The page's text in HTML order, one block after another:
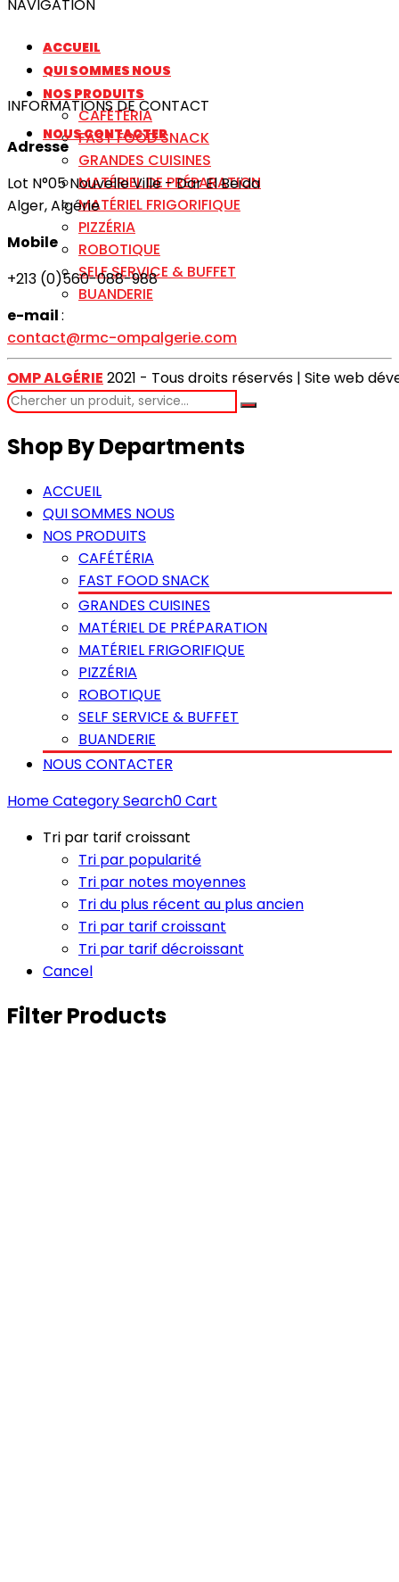
NAVIGATION
ACCUEIL
QUI SOMMES NOUS
NOS PRODUITS
CAFÉTÉRIA
FAST FOOD SNACK
GRANDES CUISINES
MATÉRIEL DE PRÉPARATION
MATÉRIEL FRIGORIFIQUE
PIZZÉRIA
ROBOTIQUE
SELF SERVICE & BUFFET
BUANDERIE
NOUS CONTACTER
INFORMATIONS DE CONTACT
Adresse
Lot N°05 Nouvelle Ville - Dar El Beïda
Alger, Algérie
Mobile
+213 (0)560-088-988
e-mail:
contact@rmc-ompalgerie.com
OMP ALGÉRIE 2021 - Tous droits réservés | Site web
Shop By Departments
ACCUEIL
QUI SOMMES NOUS
NOS PRODUITS
CAFÉTÉRIA
FAST FOOD SNACK
GRANDES CUISINES
MATÉRIEL DE PRÉPARATION
MATÉRIEL FRIGORIFIQUE
PIZZÉRIA
ROBOTIQUE
SELF SERVICE & BUFFET
BUANDERIE
NOUS CONTACTER
HomeCategorySearch0Cart
Tri par tarif croissant
Tri par popularité
Tri par notes moyennes
Tri du plus récent au plus ancien
Tri par tarif croissant
Tri par tarif décroissant
Cancel
Filter Products